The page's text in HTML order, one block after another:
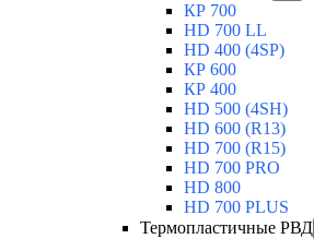
КР 700
HD 700 LL
HD 400 (4SP)
КР 600
КР 400
HD 500 (4SН)
HD 600 (R13)
HD 700 (R15)
HD 700 PRO
HD 800
HD 700 PLUS
Термопластичные РВД